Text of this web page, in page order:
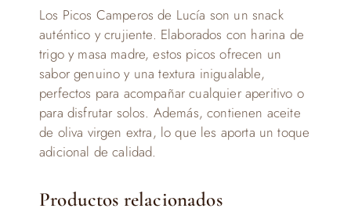
Los Picos Camperos de Lucía son un snack
auténtico y crujiente. Elaborados con harina de
trigo y masa madre, estos picos ofrecen un
sabor genuino y una textura inigualable,
perfectos para acompañar cualquier aperitivo o
para disfrutar solos. Además, contienen aceite
de oliva virgen extra, lo que les aporta un toque
adicional de calidad.
Productos relacionados